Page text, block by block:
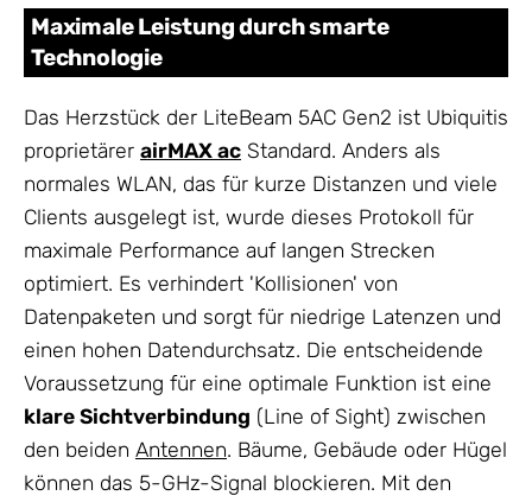
Maximale Leistung durch smarte
Technologie
Das Herzstück der LiteBeam 5AC Gen2 ist Ubiquitis
proprietärer airMAX ac Standard. Anders als
normales WLAN, das für kurze Distanzen und viele
Clients ausgelegt ist, wurde dieses Protokoll für
maximale Performance auf langen Strecken
optimiert. Es verhindert 'Kollisionen' von
Datenpaketen und sorgt für niedrige Latenzen und
einen hohen Datendurchsatz. Die entscheidende
Voraussetzung für eine optimale Funktion ist eine
klare Sichtverbindung (Line of Sight) zwischen
den beiden Antennen. Bäume, Gebäude oder Hügel
können das 5-GHz-Signal blockieren. Mit den